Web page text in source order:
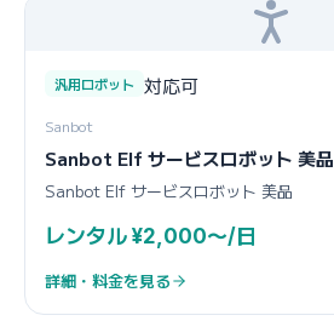
汎用ロボット 対応可
Sanbot
Sanbot Elf サービスロボット 美品
Sanbot Elf サービスロボット 美品
レンタル ¥2,000〜/日
詳細・料金を見る